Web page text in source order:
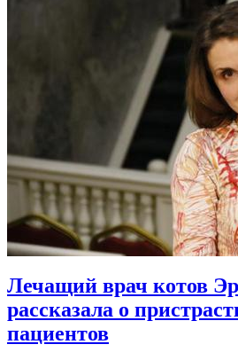
Лечащий врач котов
рассказала о
пациентов